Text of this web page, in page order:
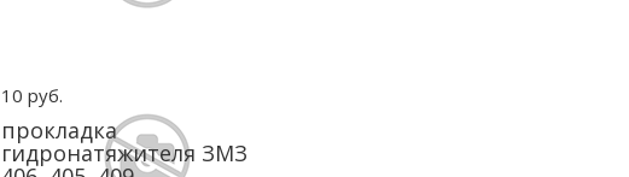
10 руб.
прокладка
гидронатяжителя ЗМЗ